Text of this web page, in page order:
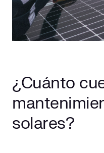
¿Cuánto
solares?